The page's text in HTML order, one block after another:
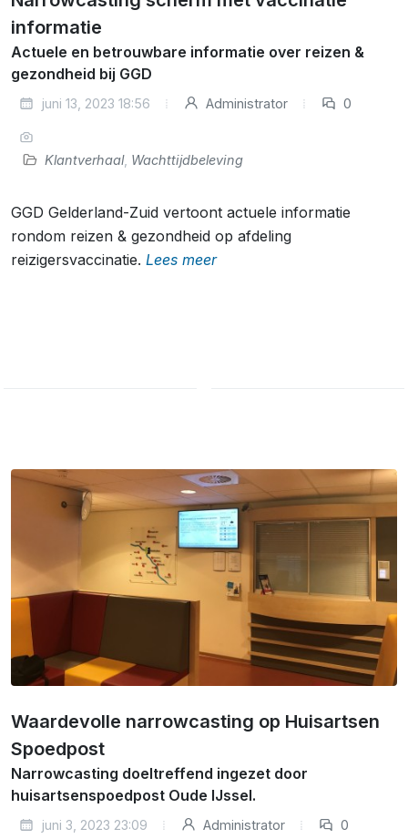
informatie
Actuele en betrouwbare informatie over reizen &
gezondheid bij GGD
juni 13, 2023 18:56 Administrator 0
Klantverhaal, Wachttijdbeleving
GGD Gelderland-Zuid vertoont actuele informatie
rondom reizen & gezondheid op afdeling
reizigersvaccinatie. Lees meer
Waardevolle narrowcasting op Huisartsen
Spoedpost
Narrowcasting doeltreffend ingezet door
huisartsenspoedpost Oude IJssel.
juni 3, 2023 23:09 Administrator 0